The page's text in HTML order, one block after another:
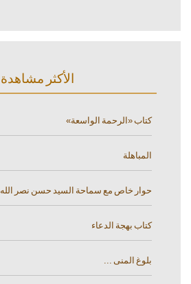
الأكثر مشاهدة
كتاب «الرحمة الواسعة»
المباهلة
حوار خاص مع سماحة السيد حسن نصر الله
كتاب بهجة الدعاء
بلوغ المنى ...